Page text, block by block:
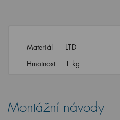
Materiál
LTD
Hmotnost
1 kg
Montážní návody